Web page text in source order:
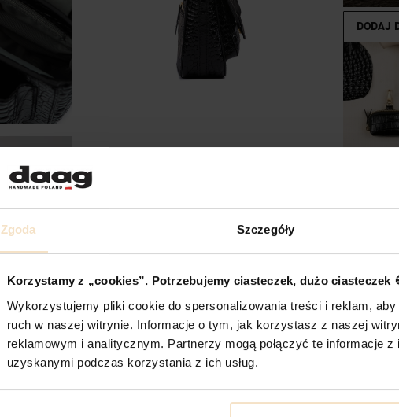
Zgoda Szczegóły
Korzystamy z „cookies”. Potrzebujemy ciasteczek, dużo ciasteczek
Wykorzystujemy pliki cookie do spersonalizowania treści i reklam,
ruch w naszej witrynie. Informacje o tym, jak korzystasz z naszej
reklamowym i analitycznym. Partnerzy mogą połączyć te informacje
uzyskanymi podczas korzystania z ich usług.
DODAJ
DODAJ